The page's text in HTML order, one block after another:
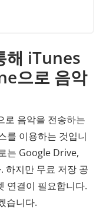
해 iTunes
으로 음악
로 음악을 전송하는
를 이용하는 것입니
는 Google Drive,
지만 무료 저장 공
연결이 필요합니다.
습니다.